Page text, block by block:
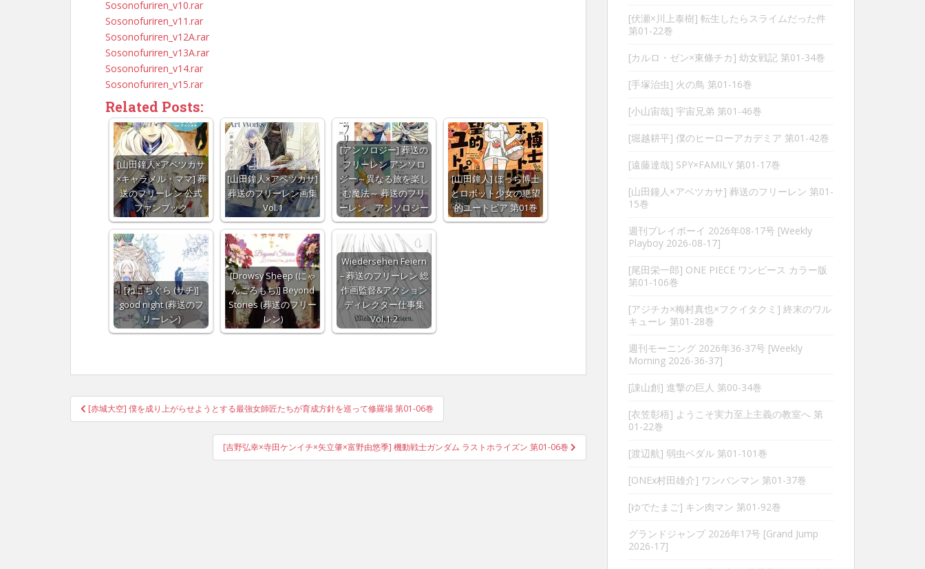
Sosonofuriren_v10.rar
Sosonofuriren_v11.rar
Sosonofuriren_v12A.rar
Sosonofuriren_v13A.rar
Sosonofuriren_v14.rar
Sosonofuriren_v15.rar
Related Posts:
[山田鐘人×アベツカサ
×キャラメル・ママ] 葬
送のフリーレン 公式
ファンブック
[山田鐘人×アベツカサ]
葬送のフリーレン画集
Vol.1
[アンソロジー] 葬送の
フリーレン アンソロ
ジー～異なる旅を楽し
む魔法～ 葬送のフリ
ーレン アンソロジー
[山田鐘人] ぼっち博士
とロボット少女の絶望
的ユートピア 第01巻
[ねこちぐら (サチ)]
good night (葬送のフ
リーレン)
[Drowsy Sheep (にゃ
んごろもち)] Beyond
Stories (葬送のフリー
レン)
Wiedersehen Feiern
– 葬送のフリーレン 総
作画監督&アクション
ディレクター仕事集
Vol.1-2
Post
navigation
[赤城大空] 僕を成り上がらせようとする最強女師匠たちが育成方針を巡って修羅場 第01-06巻
[吉野弘幸×寺田ケンイチ×矢立肇×富野由悠季] 機動戦士ガンダム ラストホライズン 第01-06巻
[伏瀬×川上泰樹] 転生したらスライムだった件
第01-22巻
[カルロ・ゼン×東條チカ] 幼女戦記 第01-34巻
[手塚治虫] 火の鳥 第01-16巻
[小山宙哉] 宇宙兄弟 第01-46巻
[堀越耕平] 僕のヒーローアカデミア 第01-42巻
[遠藤達哉] SPY×FAMILY 第01-17巻
[山田鐘人×アベツカサ] 葬送のフリーレン 第01-
15巻
週刊プレイボーイ 2026年08-17号 [Weekly
Playboy 2026-08-17]
[尾田栄一郎] ONE PIECE ワンピース カラー版
第01-106巻
[アジチカ×梅村真也×フクイタクミ] 終末のワル
キューレ 第01-28巻
週刊モーニング 2026年36-37号 [Weekly
Morning 2026-36-37]
[諌山創] 進撃の巨人 第00-34巻
[衣笠彰梧] ようこそ実力至上主義の教室へ 第
01-22巻
[渡辺航] 弱虫ペダル 第01-101巻
[ONEx村田雄介] ワンパンマン 第01-37巻
[ゆでたまご] キン肉マン 第01-92巻
グランドジャンプ 2026年17号 [Grand Jump
2026-17]